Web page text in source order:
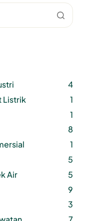
4
Listrik
1
1
8
1
5
Air
5
9
3